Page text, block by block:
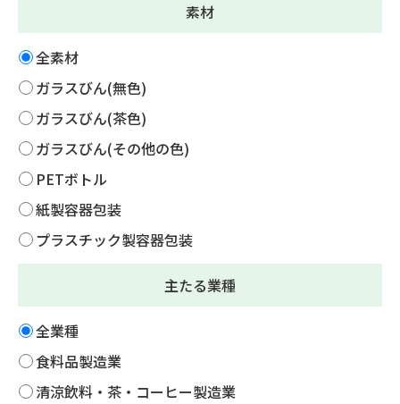
素材
全素材
ガラスびん(無色)
ガラスびん(茶色)
ガラスびん(その他の色)
PETボトル
紙製容器包装
プラスチック製容器包装
主たる業種
全業種
食料品製造業
清涼飲料・茶・コーヒー製造業